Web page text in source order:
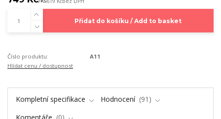
Přidat do košíku / Add to basket
Číslo produktu:
A11
Hlídat cenu / dostupnost
Kompletní specifikace Hodnocení
91